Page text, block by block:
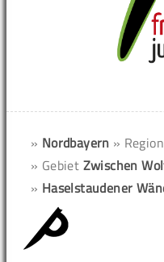
» Nordbayern » Region
» Gebiet Zwischen
» Haselstaudener